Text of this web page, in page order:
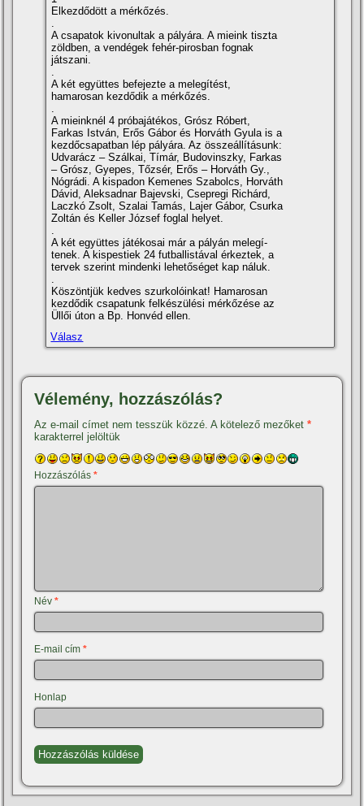
Elkezdődött a mérkőzés.
.
A csapatok kivonultak a pályára. A mieink tiszta
zöldben, a vendégek fehér-pirosban fognak
játszani.
.
A két együttes befejezte a melegí­tést,
hamarosan kezdődik a mérkőzés.
.
A mieinknél 4 próbajátékos, Grósz Róbert,
Farkas István, Erős Gábor és Horváth Gyula is a
kezdőcsapatban lép pályára. Az összeállí­tásunk:
Udvarácz – Szálkai, Tí­már, Budovinszky, Farkas
– Grósz, Gyepes, Tőzsér, Erős – Horváth Gy.,
Nógrádi. A kispadon Kemenes Szabolcs, Horváth
Dávid, Aleksadnar Bajevski, Csepregi Richárd,
Laczkó Zsolt, Szalai Tamás, Lajer Gábor, Csurka
Zoltán és Keller József foglal helyet.
.
A két együttes játékosai már a pályán melegí­
tenek. A kispestiek 24 futballistával érkeztek, a
tervek szerint mindenki lehetőséget kap náluk.
.
Köszöntjük kedves szurkolóinkat! Hamarosan
kezdődik csapatunk felkészülési mérkőzése az
Üllői úton a Bp. Honvéd ellen.
Válasz
Vélemény, hozzászólás?
Az e-mail címet nem tesszük közzé. A kötelező mezőket*
karakterrel jelöltük
Hozzászólás*
Név*
E-mail cím*
Honlap